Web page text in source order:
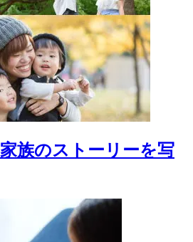
家族のストーリーを写